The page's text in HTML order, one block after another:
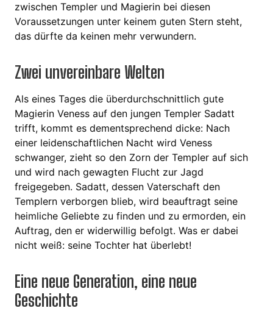
zwischen Templer und Magierin bei diesen
Voraussetzungen unter keinem guten Stern steht,
das dürfte da keinen mehr verwundern.
Zwei unvereinbare Welten
Als eines Tages die überdurchschnittlich gute
Magierin Veness auf den jungen Templer Sadatt
trifft, kommt es dementsprechend dicke: Nach
einer leidenschaftlichen Nacht wird Veness
schwanger, zieht so den Zorn der Templer auf sich
und wird nach gewagten Flucht zur Jagd
freigegeben. Sadatt, dessen Vaterschaft den
Templern verborgen blieb, wird beauftragt seine
heimliche Geliebte zu finden und zu ermorden, ein
Auftrag, den er widerwillig befolgt. Was er dabei
nicht weiß: seine Tochter hat überlebt!
Eine neue Generation, eine neue
Geschichte